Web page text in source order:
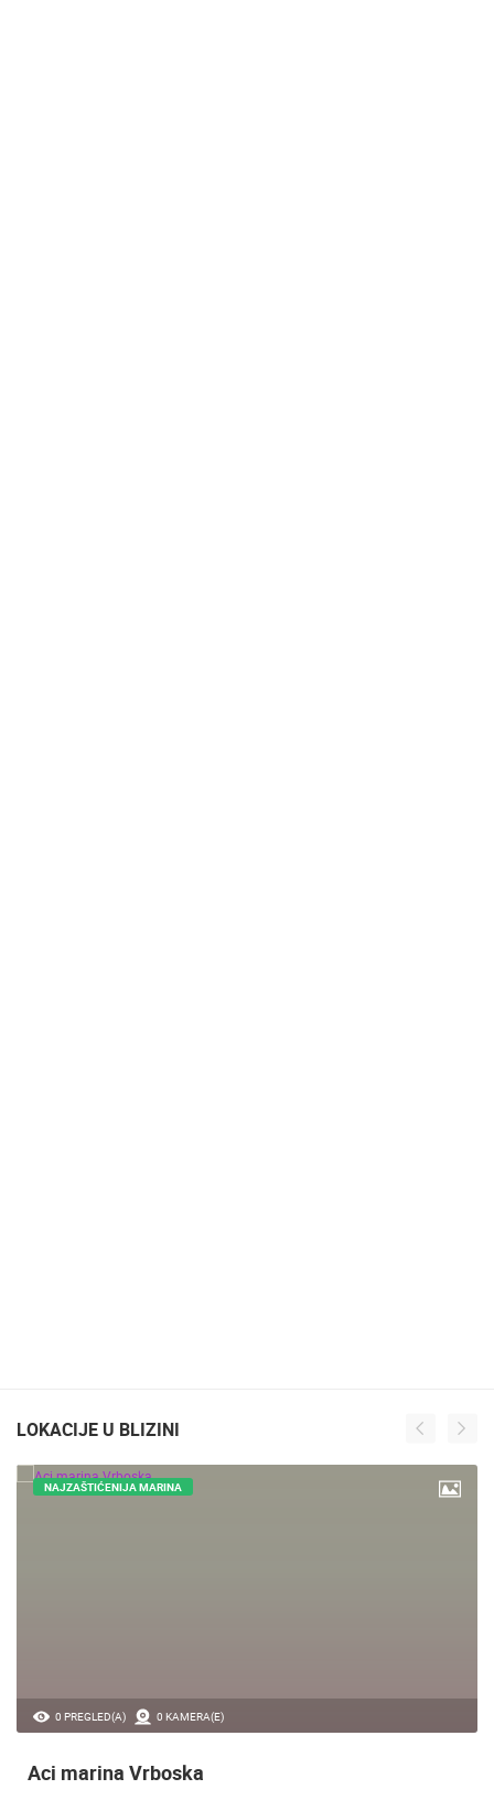
LOKACIJE U BLIZINI
0 PREGLED(A) 0 KAMERA(E)
NAJZAŠTIĆENIJA MARINA
Aci marina Vrboska